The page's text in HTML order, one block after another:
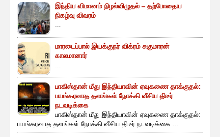
இந்திய விமானம் நிழல்விழுதல் – தற்போதைய
நிகழ்வு விவரம்
...
மாரடைப்பால் இயக்குநர் விக்ரம் சுகுமாரன்
காலமானார்
...
பாகிஸ்தான் மீது இந்தியாவின் ஏவுகணை தாக்குதல்:
பயங்கரவாத தளங்கள் நோக்கி வீசிய திடீர்
நடவடிக்கை
பாகிஸ்தான் மீது இந்தியாவின் ஏவுகணை தாக்குதல்:
பயங்கரவாத தளங்கள் நோக்கி வீசிய திடீர் நடவடிக்கை ...